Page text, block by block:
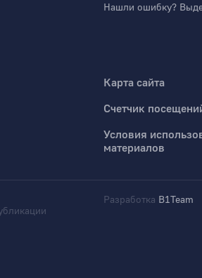
Нашли ошибку?
Карта сайта
Счетчик
Условия
материалов
Разработка B1Team